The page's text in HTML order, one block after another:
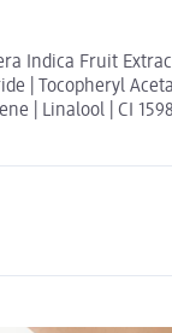
Indica Fruit
| Tocopheryl
| Linalool | CI